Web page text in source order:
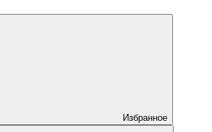
Избранное